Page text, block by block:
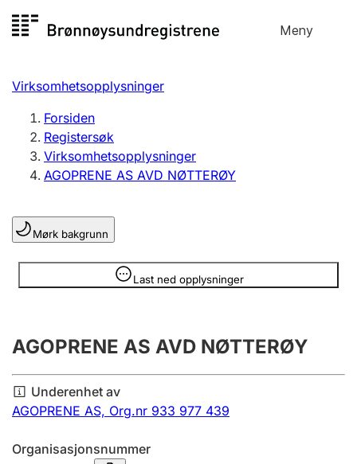
til
Meny
Registersøk
Aksjeselskap
Enkeltpersonforetak
Registrere, endre, slette
Lag og forening
Registrere, endre, slette
Årsregnskap
Innsending og forsinkelsesgebyr
Virksomhetsopplysninger
Forsiden
Registersøk
Virksomhetsopplysninger
AGOPRENE AS AVD NØTTERØY
Mørk bakgrunn
Last ned opplysninger
Opplysninger er skjult
AGOPRENE AS AVD NØTTERØY
Underenhet av
AGOPRENE AS, Org.nr 933 977 439
Organisasjonsnummer